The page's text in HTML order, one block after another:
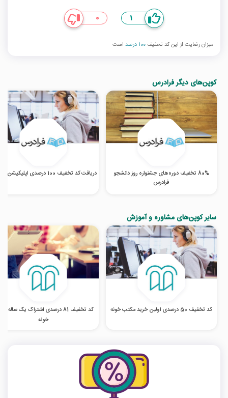
1
0
میزان رضایت از این کد تخفیف 100 درصد است
کوپن‌های دیگر فرادرس
80% تخفیف دوره‌های جشنواره روز دانشجو
فرادرس
دریافت کد تخفیف 100 درصدی اپلیکیشن فرادرس
سایر کوپن‌های مشاوره و آموزش
کد تخفیف 50 درصدی اولین خرید مکتب خونه
کد تخفیف 81 درصدی اشتراک یک ساله
خونه